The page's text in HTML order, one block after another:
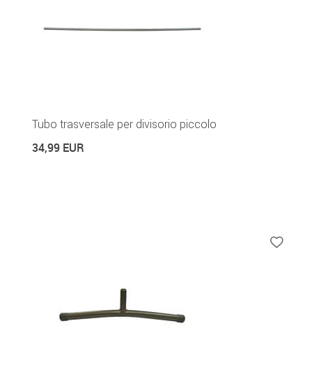
Tubo trasversale per divisorio piccolo
34,99 EUR